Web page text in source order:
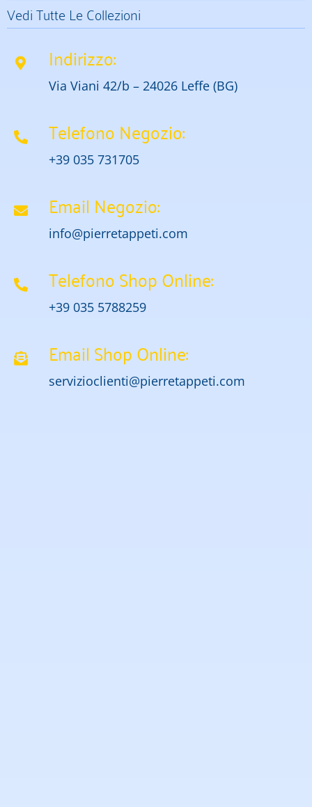
Vedi Tutte Le Collezioni
Indirizzo:
Via Viani 42/b – 24026 Leffe (BG)
Telefono Negozio:
+39 035 731705
Email Negozio:
info@pierretappeti.com
Telefono Shop Online:
+39 035 5788259
Email Shop Online:
servizioclienti@pierretappeti.com